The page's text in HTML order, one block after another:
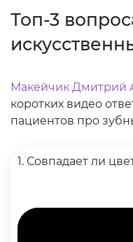
Топ-3
Макейчик Дмитрий
коротких видео
пациентов про
1. Совпадает ли